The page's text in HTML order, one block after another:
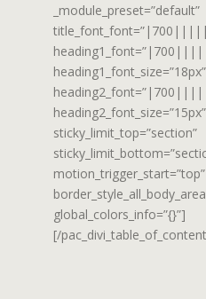
_module_preset=”default”
heading1_font_size=”18px”
sticky_limit_top=”section”
motion_trigger_start=”top”
global_colors_info=”{}”]
[/